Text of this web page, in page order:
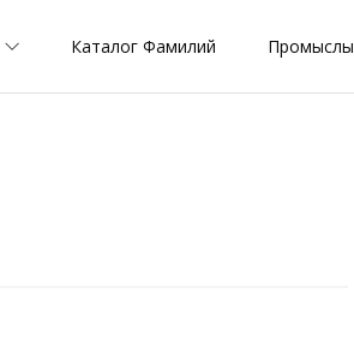
Каталог Фамилий Промыслы